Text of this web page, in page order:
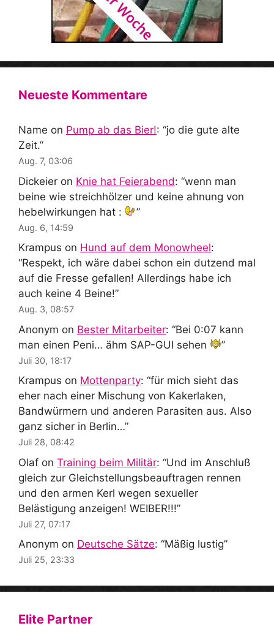
Neueste Kommentare
Name on Pump ab das Bier!: “jo die gute alte
Zeit.”
Aug. 7, 03:06
Dickeier on Knie hat Feierabend: “wenn man
beine wie streichhölzer und keine ahnung von
hebelwirkungen hat :
”
Aug. 6, 14:59
Krampus on Hund auf dem Monowheel:
“Respekt, ich wäre dabei schon ein dutzend mal
auf die Fresse gefallen! Allerdings habe ich
auch keine 4 Beine!”
Aug. 3, 08:57
Anonym on Bester Mitarbeiter: “Bei 0:07 kann
man einen Peni… ähm SAP-GUI sehen
”
Juli 30, 18:17
Krampus on Mottenparty: “für mich sieht das
eher nach einer Mischung von Kakerlaken,
Bandwürmern und anderen Parasiten aus. Also
ganz sicher in Berlin…”
Juli 28, 08:42
Olaf on Training beim Militär: “Und im Anschluß
gleich zur Gleichstellungsbeauftragen rennen
und den armen Kerl wegen sexueller
Belästigung anzeigen! WEIBER!!!”
Juli 27, 07:17
Anonym on Deutsche Sätze: “Mäßig lustig”
Juli 25, 23:33
Elite Partner